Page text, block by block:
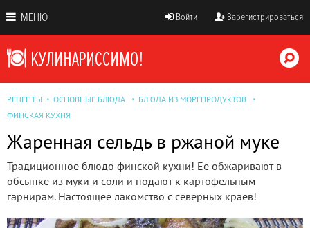
МЕНЮ Войти Зарегистрироваться
РЕЦЕПТЫ ОСНОВНЫЕ БЛЮДА
БЛЮДА ИЗ МОРЕПРОДУКТОВ
ФИНСКАЯ КУХНЯ
Жаренная сельдь в ржаной муке
Традиционное блюдо финской кухни! Ее обжаривают в
обсыпке из муки и соли и подают к картофельным
гарнирам. Настоящее лакомство с северных краев!